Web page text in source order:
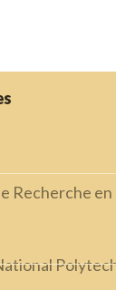
Recherche